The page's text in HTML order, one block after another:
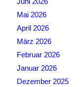
Mai 2026
April 2026
März 2026
Februar 2026
Januar 2026
Dezember 2025